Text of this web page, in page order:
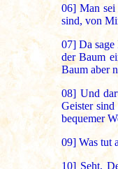
06] Man sei
sind, von
07] Da
der Baum
Baum aber
08] Und
Geister
bequemer
09]Was tut
10]Seht,